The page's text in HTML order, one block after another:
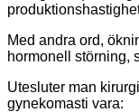
Med andra ord,
hormonell störning,
Utesluter man
gynekomasti vara: